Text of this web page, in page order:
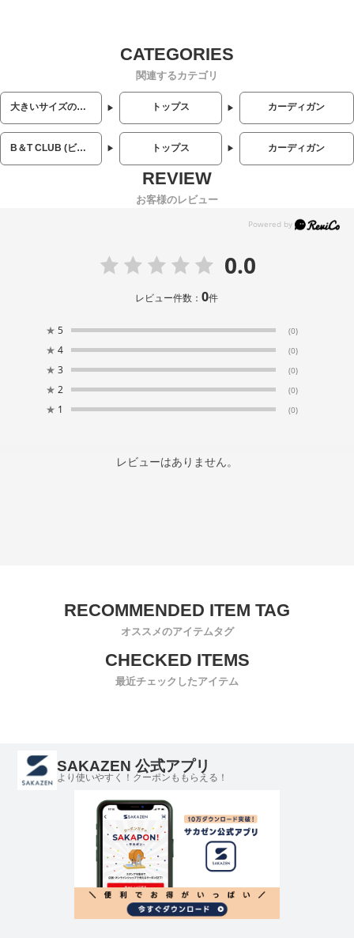
関連するカテゴリ
大きいサイズのメンズ服 トップス カーディガン
B＆T CLUB (ビーアンドティークラブ) トップス カーディガン
お客様のレビュー
0.0
レビュー件数：0件
★ 5 (0)
★ 4 (0)
★ 3 (0)
★ 2 (0)
★ 1 (0)
レビューはありません。
オススメのアイテムタグ
最近チェックしたアイテム
SAKAZEN 公式アプリ
より使いやすく！クーポンももらえる！